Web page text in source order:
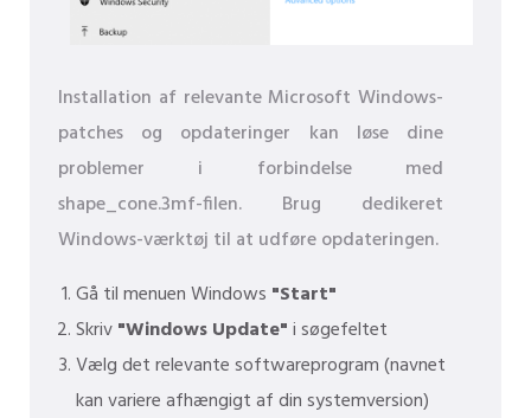
Installation af relevante Microsoft Windows-
patches og opdateringer kan løse dine
problemer i forbindelse med
shape_cone.3mf-filen. Brug dedikeret
Windows-værktøj til at udføre opdateringen.
Gå til menuen Windows "Start"
Skriv"Windows Update"i søgefeltet
Vælg det relevante softwareprogram (navnet
kan variere afhængigt af din systemversion)